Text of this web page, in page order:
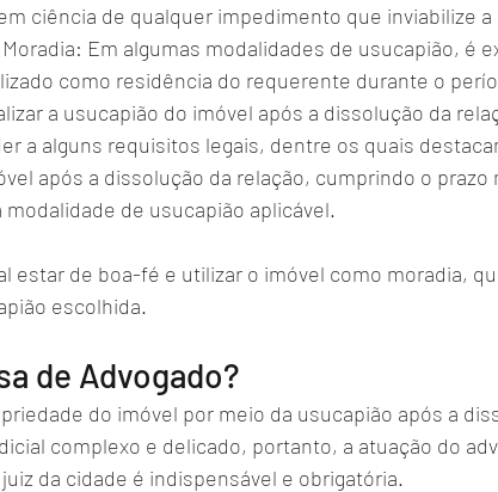
ciência de qualquer impedimento que inviabilize
Em algumas modalidades de usucapião, é
como residência do requerente durante o
a usucapião do imóvel após a dissolução da
a alguns requisitos legais, dentre os quais
após a dissolução da relação, cumprindo o
de usucapião aplicável.
estar de boa-fé e utilizar o imóvel como moradia,
escolhida.
de Advogado?
do imóvel por meio da usucapião após a
complexo e delicado, portanto, a atuação do
da cidade é indispensável e obrigatória.